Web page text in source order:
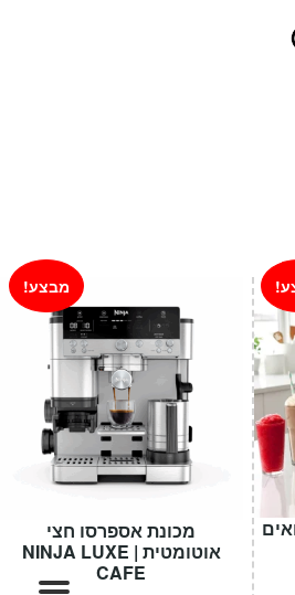
מכונת אספרסו חצי
אוטומטית | NINJA LUXE
CAFE
מבצע!